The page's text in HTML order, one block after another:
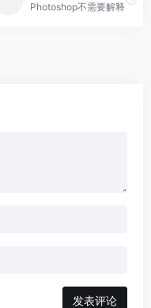
Photoshop不需要解释
发表评论